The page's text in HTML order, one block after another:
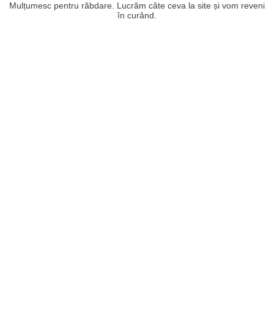
Mulțumesc pentru răbdare. Lucrăm câte ceva la site și vom reveni
în curând.